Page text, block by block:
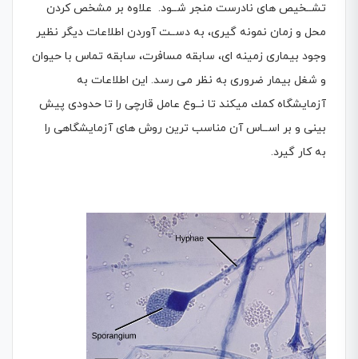
تشــخیص های نادرست منجر شــود. علاوه بر مشخص كردن
محل و زمان نمونه گیری، به دســت آوردن اطلاعات دیگر نظیر
وجود بیماری زمینه ای، سابقه مسافرت، سابقه تماس با حیوان
و شغل بیمار ضروری به نظر می رسد. این اطلاعات به
آزمایشگاه كمك میكند تا نــوع عامل قارچی را تا حدودی پیش
بینی و بر اســاس آن مناسب ترین روش های آزمایشگاهی را
به كار گیرد.